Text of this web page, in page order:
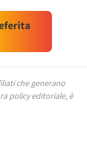
che generano
policy editoriale, è